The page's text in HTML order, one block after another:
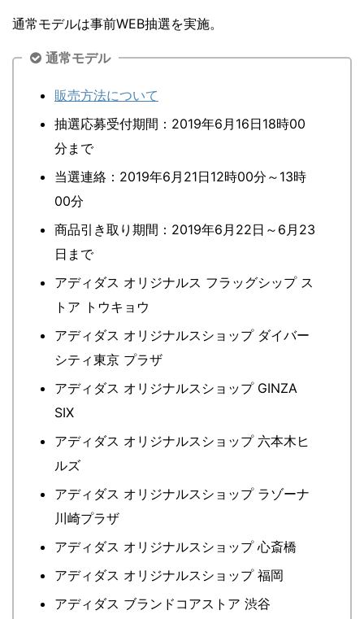
通常モデルは事前WEB抽選を実施。
通常モデル
販売方法について
抽選応募受付期間：2019年6月16日18時00
分まで
当選連絡：2019年6月21日12時00分～13時
00分
商品引き取り期間：2019年6月22日～6月23
日まで
アディダス オリジナルス フラッグシップ ス
トア トウキョウ
アディダス オリジナルスショップ ダイバー
シティ東京 プラザ
アディダス オリジナルスショップ GINZA
SIX
アディダス オリジナルスショップ 六本木ヒ
ルズ
アディダス オリジナルスショップ ラゾーナ
川崎プラザ
アディダス オリジナルスショップ 心斎橋
アディダス オリジナルスショップ 福岡
アディダス ブランドコアストア 渋谷